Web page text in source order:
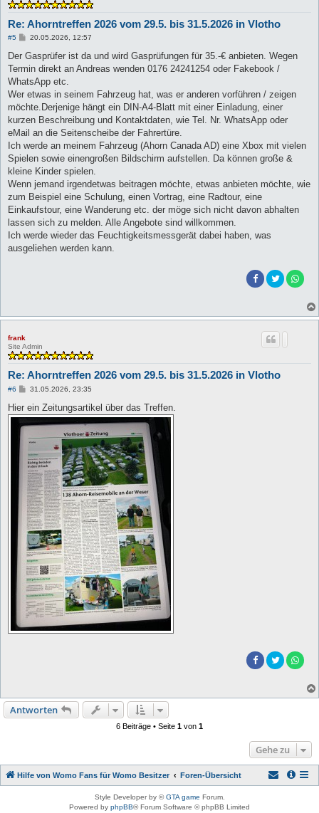
Re: Ahorntreffen 2026 vom 29.5. bis 31.5.2026 in Vlotho
#5
B
i
r
a
20.05.2026, 12:57
Der Gasprüfer ist da und wird Gasprüfungen für 35.-€ anbieten. Wegen
Termin direkt an Andreas wenden 0176 24241254 oder Fakebook /
WhatsApp etc.
Wer etwas in seinem Fahrzeug hat, was er anderen vorführen / zeigen
möchte.Derjenige hängt ein DIN-A4-Blatt mit einer Einladung, einer
kurzen Beschreibung und Kontaktdaten, wie Tel. Nr. WhatsApp oder
eMail an die Seitenscheibe der Fahrertüre.
Ich werde an meinem Fahrzeug (Ahorn Canada AD) eine Xbox mit vielen
Spielen sowie einengroßen Bildschirm aufstellen. Da können große &
kleine Kinder spielen.
Wenn jemand irgendetwas beitragen möchte, etwas anbieten möchte, wie
zum Beispiel eine Schulung, einen Vortrag, eine Radtour, eine
Einkaufstour, eine Wanderung etc. der möge sich nicht davon abhalten
lassen sich zu melden. Alle Angebote sind willkommen.
Ich werde wieder das Feuchtigkeitsmessgerät dabei haben, was
ausgeliehen werden kann.
frank
Site Admin
Re: Ahorntreffen 2026 vom 29.5. bis 31.5.2026 in Vlotho
#6
B
i
t
g
31.05.2026, 23:35
Hier ein Zeitungsartikel über das Treffen.
Antworten
6 Beiträge • Seite 1 von 1
Gehe zu
Hilfe von Womo Fans für Womo Besitzer Foren-Übersicht
Style Developer by ©GTA game Forum.
Powered by phpBB® Forum Software © phpBB Limited